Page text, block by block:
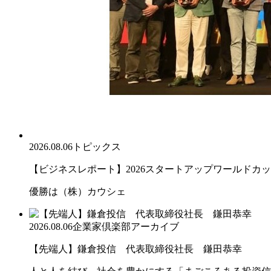
2026.08.06 トピックス
【ビジネスレポート】2026スタートアップワールドカ
優勝は（株）カウシェ
2026.08.06企業家倶楽部アーカイブ
【先端人】鎌倉投信 代表取締役社長 鎌田恭幸